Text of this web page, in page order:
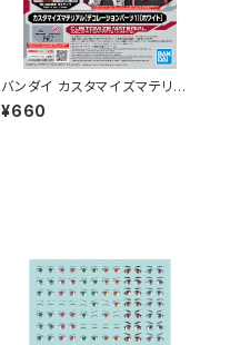
バンダイ カスタマイズマテリア
ル08(デコレーションパーツ1 ホ
ワイト) プラモデル（新品 在庫
¥660